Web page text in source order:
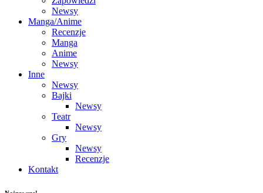
Newsy
Manga/Anime
Recenzje
Manga
Anime
Newsy
Inne
Newsy
Bajki
Newsy
Teatr
Newsy
Gry
Newsy
Recenzje
Kontakt